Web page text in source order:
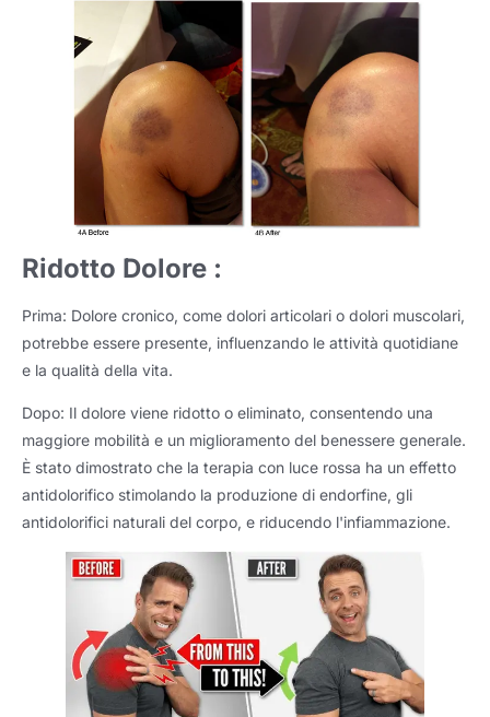
Ridotto Dolore :
Prima: Dolore cronico, come dolori articolari o dolori muscolari,
potrebbe essere presente, influenzando le attività quotidiane
e la qualità della vita.
Dopo: Il dolore viene ridotto o eliminato, consentendo una
maggiore mobilità e un miglioramento del benessere generale.
È stato dimostrato che la terapia con luce rossa ha un effetto
antidolorifico stimolando la produzione di endorfine, gli
antidolorifici naturali del corpo, e riducendo l'infiammazione.